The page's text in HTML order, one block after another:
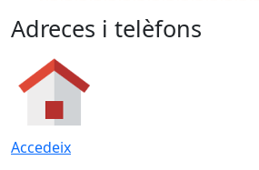
Adreces i telèfons
Accedeix